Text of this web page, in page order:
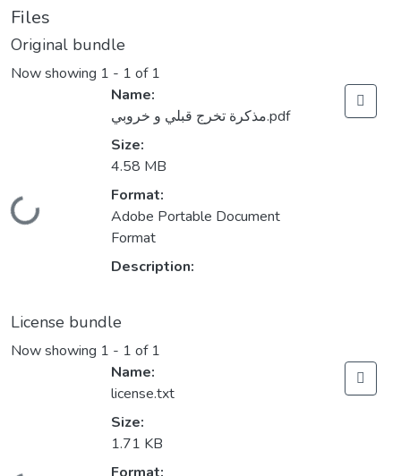
Files
Original bundle
Now showing 1 - 1 of 1
Loading...
Name:
مذكرة تخرج قبلي و خروبي.pdf
Size:
4.58 MB
Format:
Adobe Portable Document
Format
Description:
License bundle
Now showing 1 - 1 of 1
Name:
license.txt
Size:
1.71 KB